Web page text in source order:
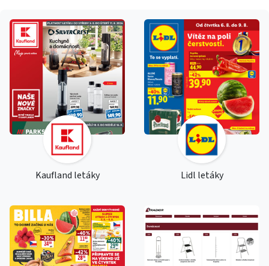
Kaufland letáky Lidl letáky